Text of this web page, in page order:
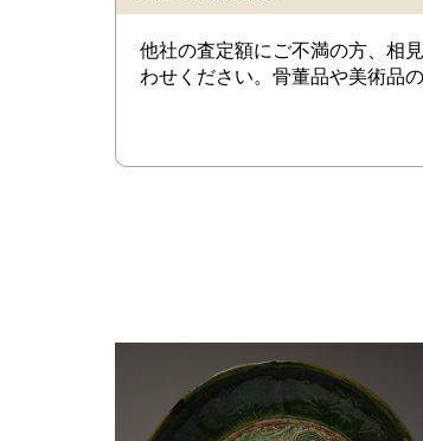
他社の査定額にご不満の方、相
わせください。骨董品や美術品